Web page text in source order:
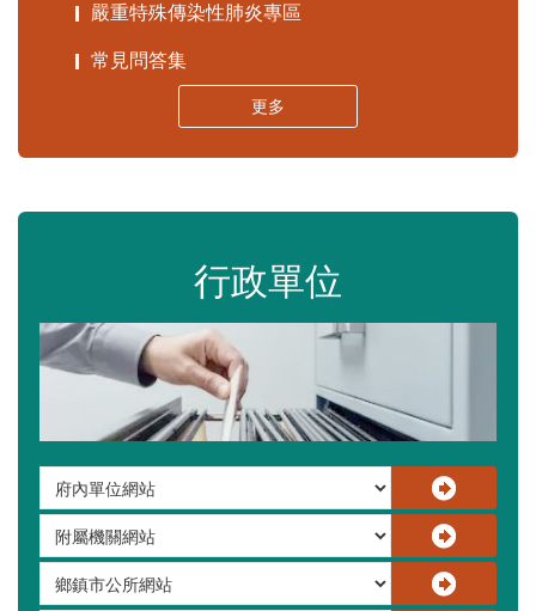
嚴重特殊傳染性肺炎專區
常見問答集
更多
行政單位